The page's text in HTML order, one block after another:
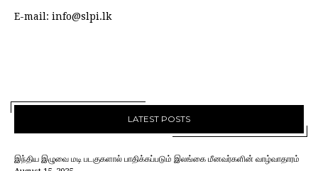
E-mail: info@slpi.lk
LATEST POSTS
இந்திய இழுவை மடி படகுகளால் பாதிக்கப்படும் இலங்கை மீனவர்களின் வாழ்வாதாரம்